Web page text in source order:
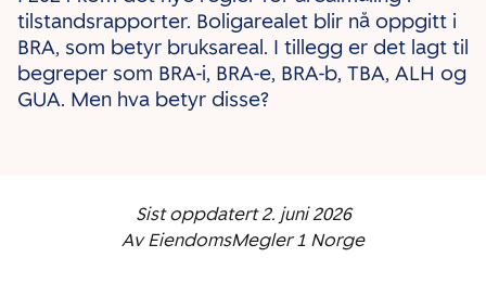
tilstandsrapporter. Boligarealet blir nå oppgitt i
BRA, som betyr bruksareal. I tillegg er det lagt til
begreper som BRA-i, BRA-e, BRA-b, TBA, ALH og
GUA. Men hva betyr disse?
Sist oppdatert 2. juni 2026
Av EiendomsMegler 1 Norge